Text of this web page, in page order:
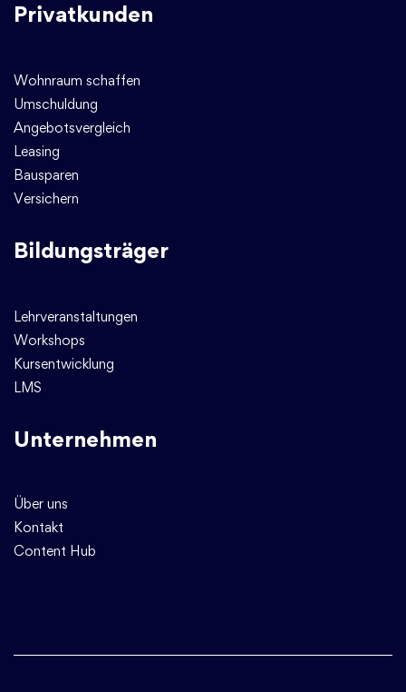
Privatkunden
Wohnraum schaffen
Umschuldung
Angebotsvergleich
Leasing
Bausparen
Versichern
Bildungsträger
Lehrveranstaltungen
Workshops
Kursentwicklung
LMS
Unternehmen
Über uns
Kontakt
Content Hub